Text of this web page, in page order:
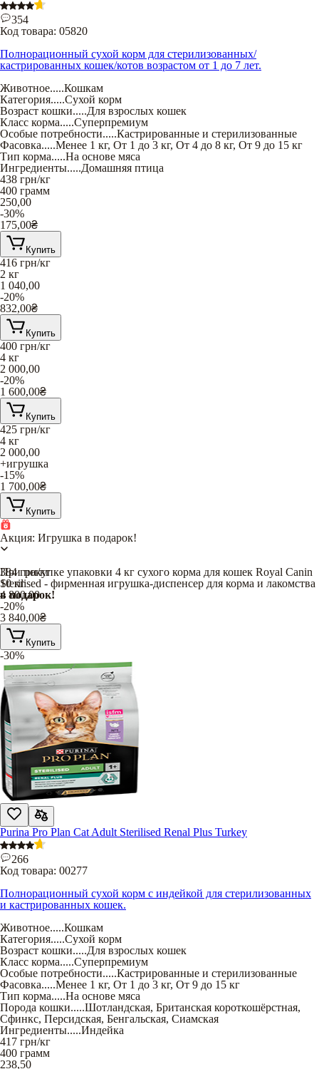
354
Код товара: 05820
Полнорационный сухой корм для стерилизованных/
кастрированных кошек/котов возрастом от 1 до 7 лет.
Животное.....Кошкам
Категория.....Сухой корм
Возраст кошки.....Для взрослых кошек
Класс корма.....Суперпремиум
Особые потребности.....Кастрированные и стерилизованные
Фасовка.....Менее 1 кг, От 1 до 3 кг, От 4 до 8 кг, От 9 до 15 кг
Тип корма.....На основе мяса
Ингредиенты.....Домашняя птица
438 грн/кг
400 грамм
250,00
-30%
175,00₴
Купить
416 грн/кг
2 кг
1 040,00
-20%
832,00₴
Купить
400 грн/кг
4 кг
2 000,00
-20%
1 600,00₴
Купить
425 грн/кг
4 кг
2 000,00
+игрушка
-15%
1 700,00₴
Купить
Акция: Игрушка в подарок!
При покупке упаковки 4 кг сухого корма для кошек Royal Canin
Sterilised - фирменная игрушка-диспенсер для корма и лакомства
в подарок!
384грн/кг
10 кг
4 800,00
-20%
3 840,00₴
Купить
-30%
Purina Pro Plan Cat Adult Sterilised Renal Plus Turkey
266
Код товара: 00277
Полнорационный сухой корм с индейкой для стерилизованных
и кастрированных кошек.
Животное.....Кошкам
Категория.....Сухой корм
Возраст кошки.....Для взрослых кошек
Класс корма.....Суперпремиум
Особые потребности.....Кастрированные и стерилизованные
Фасовка.....Менее 1 кг, От 1 до 3 кг, От 9 до 15 кг
Тип корма.....На основе мяса
Порода кошки.....Шотландская, Британская короткошёрстная,
Сфинкс, Персидская, Бенгальская, Сиамская
Ингредиенты.....Индейка
417 грн/кг
400 грамм
238,50